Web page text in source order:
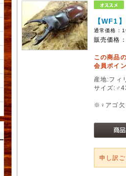
【WF1
通常価格：
販売価格
この商品
会員ポイ
産地:フ
サイズ
※♀アゴ欠
申し訳